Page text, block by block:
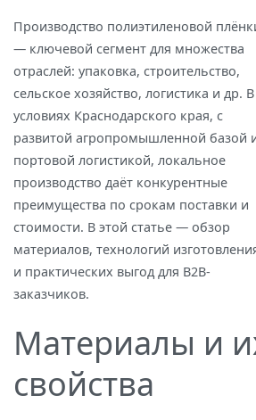
Производство полиэтиленовой
— ключевой сегмент для множества
отраслей: упаковка, строительство,
сельское хозяйство, логистика и др. В
условиях Краснодарского края, с
развитой агропромышленной базой
портовой логистикой, локальное
производство даёт конкурентные
преимущества по срокам поставки и
стоимости. В этой статье — обзор
материалов, технологий
и практических выгод для B2B-
заказчиков.
Материалы и
свойства